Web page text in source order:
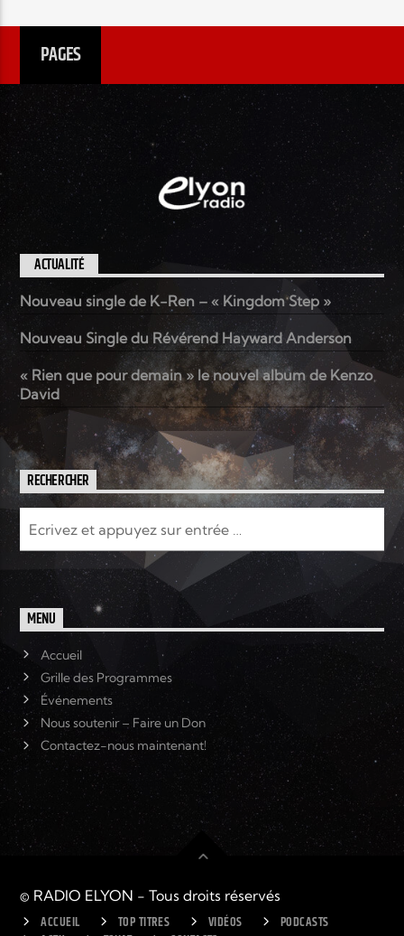
PAGES
ACTUALITÉ
Nouveau single de K-Ren – « Kingdom Step »
Nouveau Single du Révérend Hayward Anderson
« Rien que pour demain » le nouvel album de Kenzo
David
RECHERCHER
MENU
Accueil
Grille des Programmes
Événements
Nous soutenir – Faire un Don
Contactez-nous maintenant!
© RADIO ELYON - Tous droits réservés
ACCUEIL TOP TITRES VIDÉOS
PODCASTS